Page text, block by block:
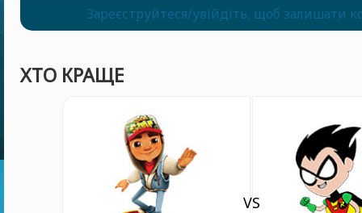
Зареєструйтеся/увійдіть, щоб залишати
ХТО КРАЩЕ
VS